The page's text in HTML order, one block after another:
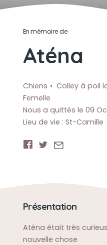
En mémoire de
Aténa
Chiens
Colley à poil
Femelle
Nous a quittés le 09
Lieu de vie : St-Camille
Présentation
Aténa était très
nouvelle chose